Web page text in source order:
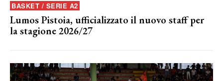
BASKET / SERIE A2
Lumos Pistoia, ufficializzato il nuovo staff per
la stagione 2026/27